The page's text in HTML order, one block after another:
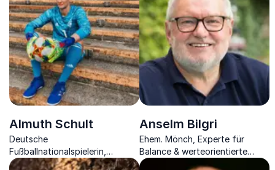
Kick-Ass Vorträgen.
einzigartige Einblicke ins
Teamgefüge,
Almuth Schult
Deutsche
Fußballnationalspielerin,
Weltklasse-Torhüterin und TV-
Anselm Bilgri
Ehem. Mönch, Experte für
Balance & werteorientierte
Führung von Unternehmen,